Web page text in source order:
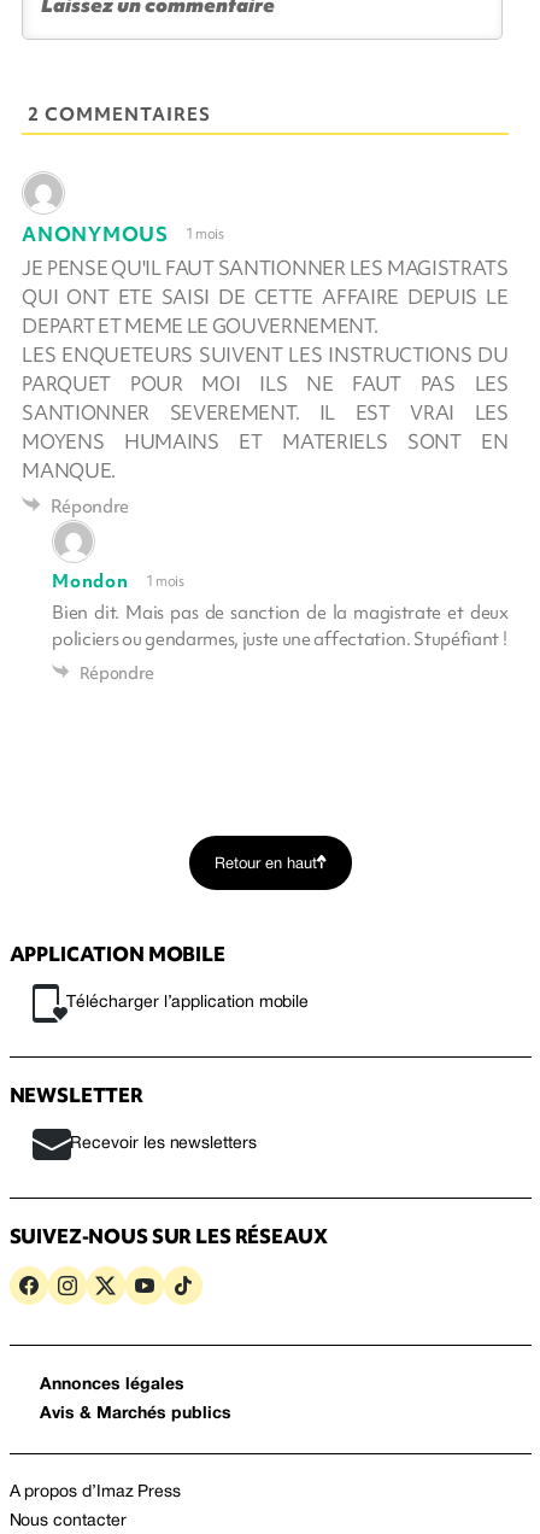
2 COMMENTAIRES
ANONYMOUS 1 mois
JE PENSE QU'IL FAUT SANTIONNER LES MAGISTRATS
QUI ONT ETE SAISI DE CETTE AFFAIRE DEPUIS LE
DEPART ET MEME LE GOUVERNEMENT.
LES ENQUETEURS SUIVENT LES INSTRUCTIONS DU
PARQUET POUR MOI ILS NE FAUT PAS LES
SANTIONNER SEVEREMENT. IL EST VRAI LES
MOYENS HUMAINS ET MATERIELS SONT EN
MANQUE.
Répondre
Mondon 1 mois
Bien dit. Mais pas de sanction de la magistrate et deux
policiers ou gendarmes, juste une affectation. Stupéfiant !
Répondre
Retour en haut
APPLICATION MOBILE
Télécharger l’application mobile
NEWSLETTER
Recevoir les newsletters
SUIVEZ-NOUS SUR LES RÉSEAUX
Annonces légales
Avis & Marchés publics
A propos d’Imaz Press
Nous contacter